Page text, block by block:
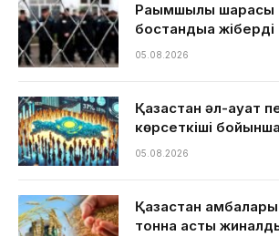
Рақымшылық
бостандыққа жіберді
05.08.2026
Қазақстан әл-ауқат
көрсеткіші
05.08.2026
Қазақстан
тонна астық